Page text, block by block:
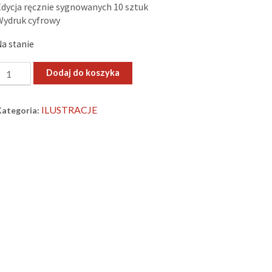
ręcznie sygnowanych 10 sztuk
cyfrowy
stanie
ilość
Dodaj do koszyka
ILUSTRACJE